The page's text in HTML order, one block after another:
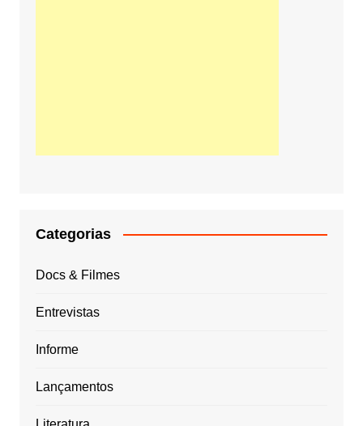
Categorias
Docs & Filmes
Entrevistas
Informe
Lançamentos